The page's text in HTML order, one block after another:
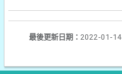
最後更新日期： 2022-01-14